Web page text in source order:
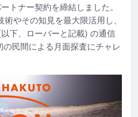
トナー契約を締結しました。
やその知見を最大限活用し、
下、ローバーと記載) の通信
民間による月面探査にチャレ